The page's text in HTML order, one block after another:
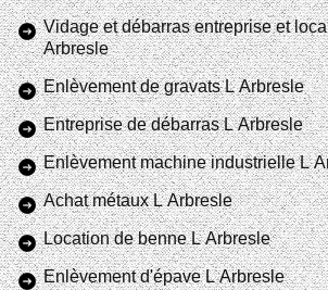
Vidage et débarras entreprise et
Arbresle
Enlèvement de gravats L Arbresle
Entreprise de débarras L Arbresle
Enlèvement machine industrielle L
Achat métaux L Arbresle
Location de benne L Arbresle
Enlèvement d'épave L Arbresle